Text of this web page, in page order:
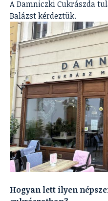
A Damniczki Cukrászda
Balázst kérdeztük.
Hogyan lett ilyen